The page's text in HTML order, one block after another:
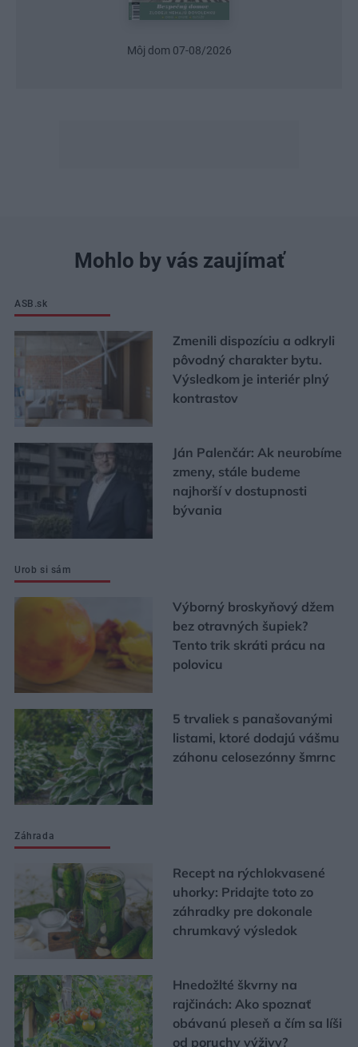
Urob si sám 6/2026
Mohlo by vás zaujímať
ASB.sk
Zmenili dispozíciu a odkryli
pôvodný charakter bytu.
Výsledkom je interiér plný
kontrastov
Ján Palenčár: Ak neurobíme
zmeny, stále budeme
najhorší v dostupnosti
bývania
Urob si sám
Výborný broskyňový džem
bez otravných šupiek?
Tento trik skráti prácu na
polovicu
5 trvaliek s panašovanými
listami, ktoré dodajú vášmu
záhonu celosezónny šmrnc
Záhrada
Recept na rýchlokvasené
uhorky: Pridajte toto zo
záhradky pre dokonale
chrumkavý výsledok
Hnedožlté škvrny na
rajčinách: Ako spoznať
obávanú pleseň a čím sa líši
od poruchy výživy?